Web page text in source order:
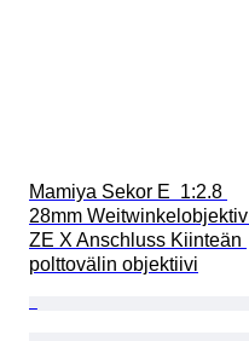
Mamiya Sekor E  1:2.8
28mm Weitwinkelobjektiv
ZE X Anschluss Kiinteän
polttovälin objektiivi